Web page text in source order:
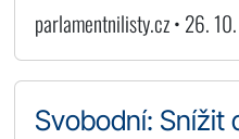
parlamentnilisty.cz • 26.
Svobodní: Snížit